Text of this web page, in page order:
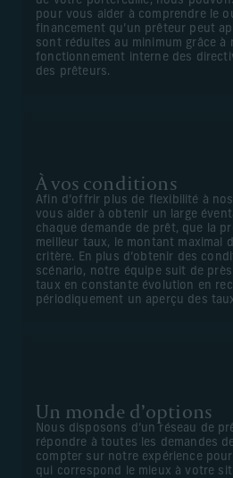
pour vous aider à comprendre le
financement qu’un prêteur peut
sont réduites au minimum grâce à
fonctionnement interne des
des prêteurs.
À vos conditions
Afin d’offrir plus de flexibilité à
vous aider à obtenir un large
chaque demande de prêt, que la
meilleur taux, le montant maximal
critère. En plus d’obtenir des
scénario, notre équipe suit de près
taux en constante évolution en
périodiquement un aperçu des
Un monde d’options
Nous disposons d’un réseau de
répondre à toutes les demandes
compter sur notre expérience
qui correspond le mieux à votre